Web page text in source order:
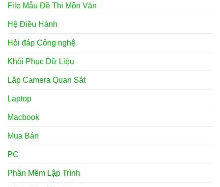
File Mẫu Đề Thi Môn Văn
Hệ Điều Hành
Hỏi đáp Công nghệ
Khôi Phục Dữ Liệu
Lắp Camera Quan Sát
Laptop
Macbook
Mua Bán
PC
Phần Mềm Lập Trình